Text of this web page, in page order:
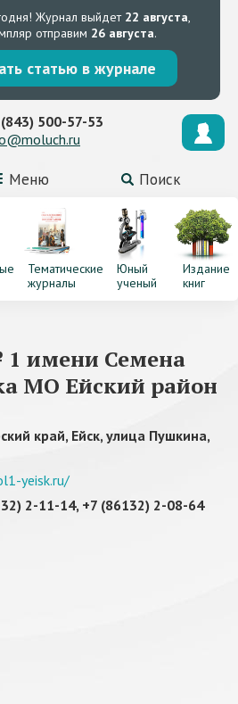
Журнал выйдет 22 августа,
отправим 26 августа.
статью в журнале
Меню Поиск
500-57-53
Тематические
журналы
Юный
ученый
Издание
книг
имени Семена
МО Ейский район
край, Ейск, улица Пушкина,
yeisk.ru/
2-11-14, +7 (86132) 2-08-64